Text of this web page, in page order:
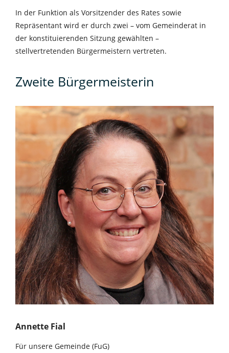
In der Funktion als Vorsitzender des Rates sowie
Repräsentant wird er durch zwei – vom Gemeinderat in
der konstituierenden Sitzung gewählten –
stellvertretenden Bürgermeistern vertreten.
Zweite Bürgermeisterin
Annette Fial
Für unsere Gemeinde (FuG)